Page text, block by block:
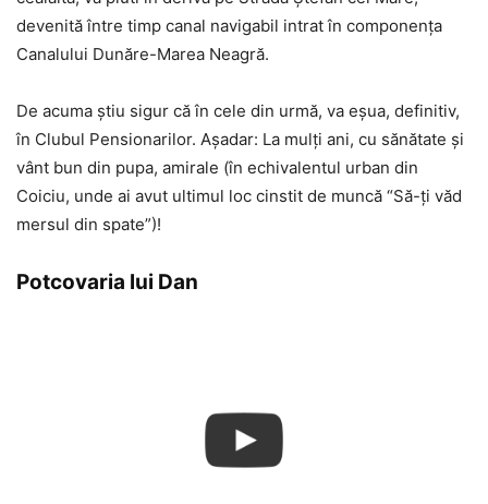
devenită între timp canal navigabil intrat în componența
Canalului Dunăre-Marea Neagră.
De acuma ştiu sigur că în cele din urmă, va eșua, definitiv,
în Clubul Pensionarilor. Aşadar: La mulţi ani, cu sănătate şi
vânt bun din pupa, amirale (în echivalentul urban din
Coiciu, unde ai avut ultimul loc cinstit de muncă “Să-ţi văd
mersul din spate”)!
Potcovaria lui Dan